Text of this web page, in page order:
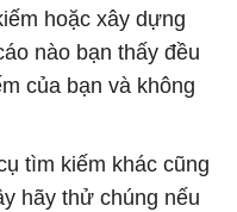
hoặc xây dựng
nào bạn thấy đều
của bạn và không
tìm kiếm khác cũng
hãy thử chúng nếu